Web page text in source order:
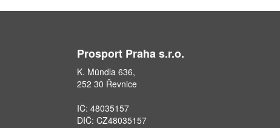
Prosport Praha s.r.o.
K. Mündla 636,
252 30 Řevnice
IČ: 48035157
DIČ: CZ48035157